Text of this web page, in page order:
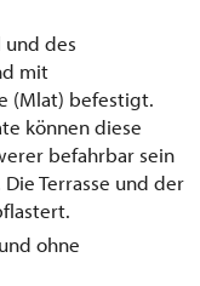
und des
mit
(Mlat) befestigt.
können diese
befahrbar sein
Die Terrasse und der
ohne